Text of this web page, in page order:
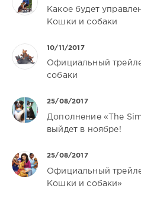
Какое будет
Кошки и собаки
10/11/2017
Официальный
собаки
25/08/2017
Дополнение «The
выйдет в ноябре!
25/08/2017
Официальный
Кошки и собаки»